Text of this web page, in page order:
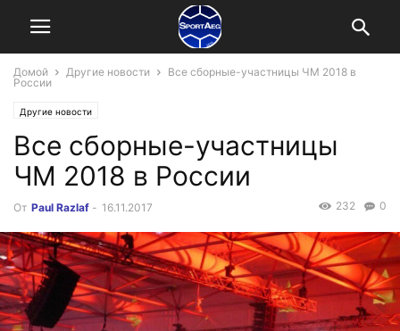
Домой Другие новости
Все сборные-участницы ЧМ 2018 в
России
Другие новости
Все сборные-участницы
ЧМ 2018 в России
От Paul Razlaf - 16.11.2017 0
232